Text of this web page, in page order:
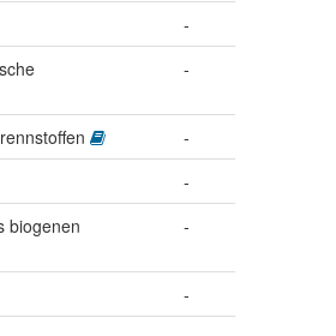
-
-
-
-
biogenen
-
-